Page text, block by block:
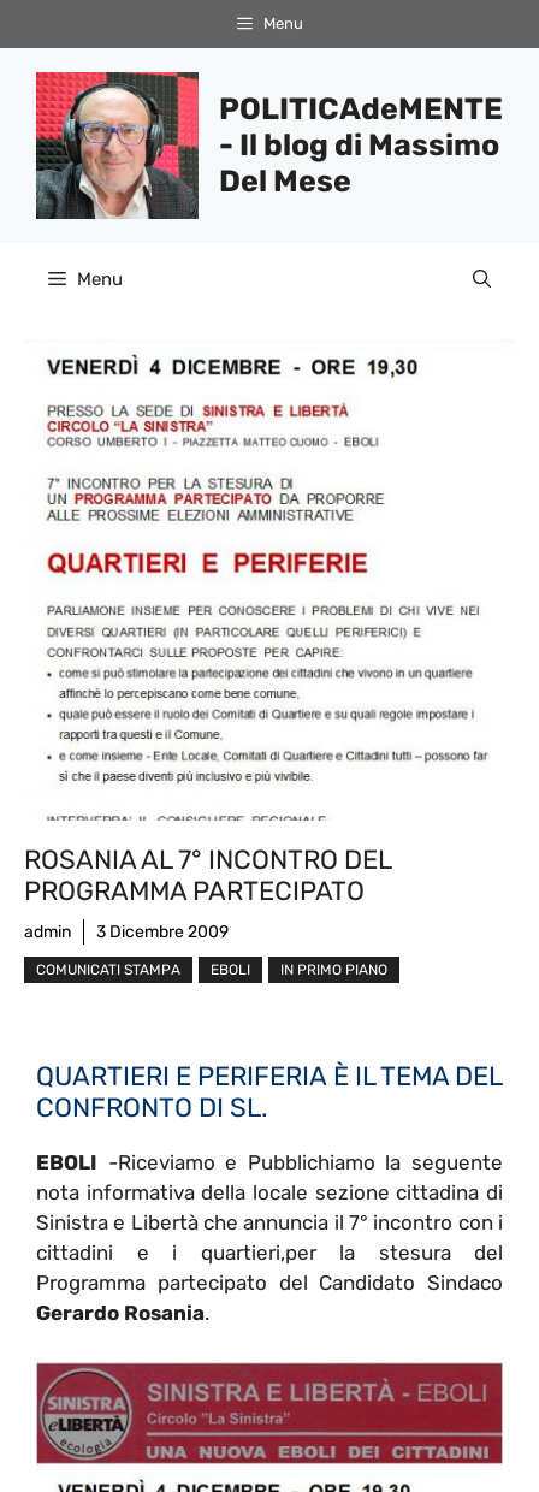
al
contenuto
Menu
POLITICAdeMENTE
- Il blog di Massimo
Del Mese
Menu
ROSANIA AL 7° INCONTRO DEL
PROGRAMMA PARTECIPATO
admin 3 Dicembre 2009
COMUNICATI STAMPA EBOLI IN PRIMO PIANO
QUARTIERI E PERIFERIA È IL TEMA DEL
CONFRONTO DI SL.
EBOLI -Riceviamo e Pubblichiamo la seguente
nota informativa della locale sezione cittadina di
Sinistra e Libertà che annuncia il 7° incontro con i
cittadini e i quartieri,per la stesura del
Programma partecipato del Candidato Sindaco
Gerardo Rosania.